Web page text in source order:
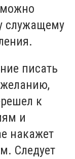
служащему
писать
к
и
накажет
Следует